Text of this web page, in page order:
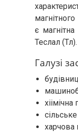
є
Теслал (Тл).
Галузі
харчова